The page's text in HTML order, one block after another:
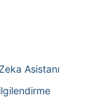
Asistanı